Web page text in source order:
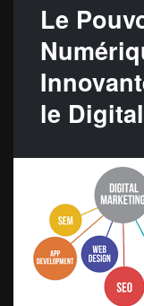
Le
le Digital